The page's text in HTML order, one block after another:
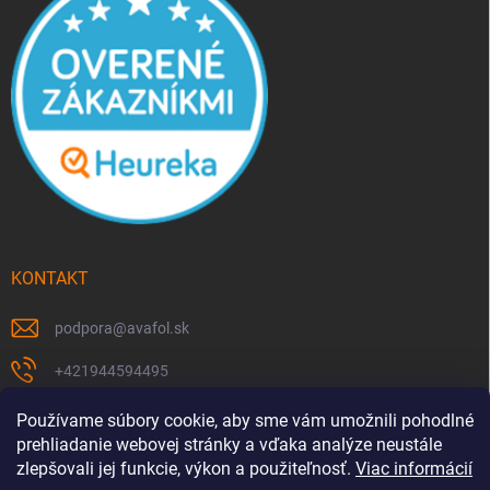
Používame súbory cookie, aby sme vám umožnili pohodlné
prehliadanie webovej stránky a vďaka analýze neustále
zlepšovali jej funkcie, výkon a použiteľnosť. Viac informácií
KONTAKT
podpora@avafol.sk
+421944594495
https://www.facebook.com/p/avafolsk-100091961793102/
avafol.sk/